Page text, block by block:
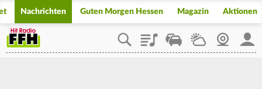
Nachrichten Guten Morgen Hessen Magazin Aktionen
PlaylistStaupilotWetterWebcam